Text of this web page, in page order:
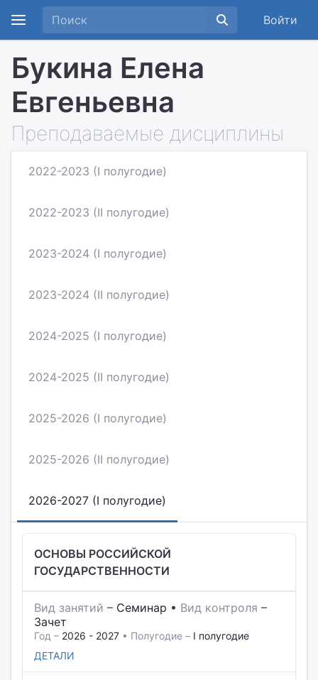
Войти
Букина Елена
Евгеньевна
Преподаваемые дисциплины
2022-2023 (I полугодие)
2022-2023 (II полугодие)
2023-2024 (I полугодие)
2023-2024 (II полугодие)
2024-2025 (I полугодие)
2024-2025 (II полугодие)
2025-2026 (I полугодие)
2025-2026 (II полугодие)
2026-2027 (I полугодие)
ОСНОВЫ РОССИЙСКОЙ
ГОСУДАРСТВЕННОСТИ
Вид занятий – Семинар • Вид контроля –
Зачет
Год – 2026 - 2027 • Полугодие – I полугодие
ДЕТАЛИ